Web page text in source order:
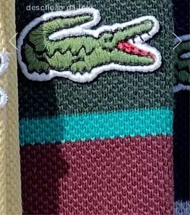
descrição da foto.